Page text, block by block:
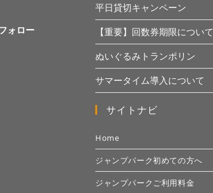
ォロー
平日貸切キャンペーン
【重要】回数券期限について
ぬいぐるみトランポリン
サマータイム導入について
サイトナビ
Home
ジャンプパーク初めての方へ
ジャンプパークご利用料金